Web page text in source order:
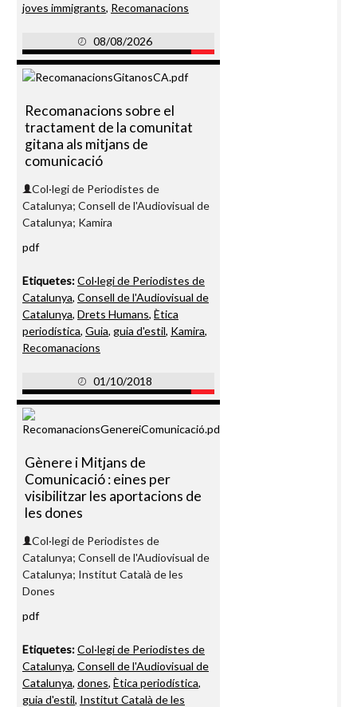
joves immigrants, Recomanacions
08/08/2026
Recomanacions sobre el
tractament de la comunitat
gitana als mitjans de
comunicació
Col·legi de Periodistes de
Catalunya; Consell de l'Audiovisual de
Catalunya; Kamira
pdf
Etiquetes:Col·legi de Periodistes de
Catalunya, Consell de l'Audiovisual de
Catalunya, Drets Humans, Ètica
periodística, Guia, guia d'estil, Kamira,
Recomanacions
01/10/2018
Gènere i Mitjans de
Comunicació : eines per
visibilitzar les aportacions de
les dones
Col·legi de Periodistes de
Catalunya; Consell de l'Audiovisual de
Catalunya; Institut Català de les
Dones
pdf
Etiquetes:Col·legi de Periodistes de
Catalunya, Consell de l'Audiovisual de
Catalunya, dones, Ètica periodística,
guia d'estil, Institut Català de les